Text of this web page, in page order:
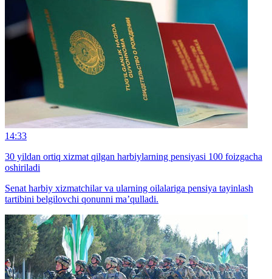
14:33
30 yildan ortiq xizmat qilgan harbiylarning pensiyasi 100 foizgacha
oshiriladi
Senat harbiy xizmatchilar va ularning oilalariga pensiya tayinlash
tartibini belgilovchi qonunni ma’qulladi.